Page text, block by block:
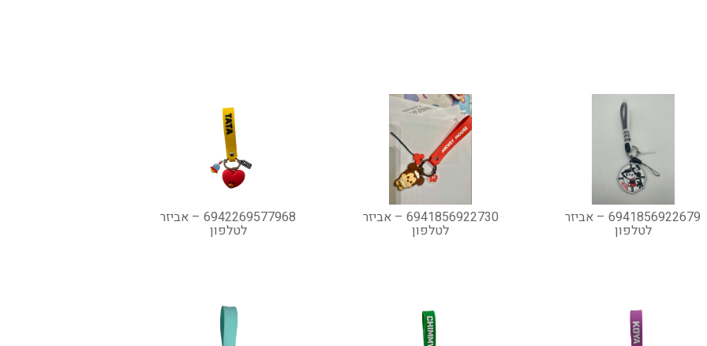
6941856922679 – אביזר
לטלפון
6941856922730 – אביזר
לטלפון
6942269577968 – אביזר
לטלפון